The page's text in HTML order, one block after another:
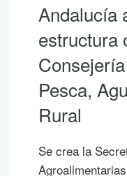
10
Si hoy es
los que ya